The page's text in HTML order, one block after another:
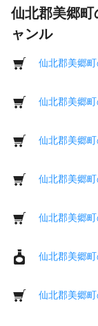
仙北郡美郷
ャンル
仙北郡美郷
仙北郡美郷
仙北郡美郷
仙北郡美郷
仙北郡美郷
仙北郡美郷
仙北郡美郷